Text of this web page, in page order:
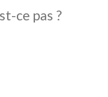
ce pas ?